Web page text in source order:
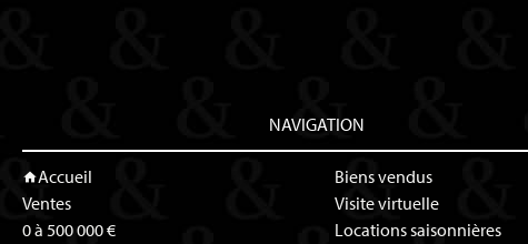
NAVIGATION
Accueil
Ventes
0 à 500 000 €
Biens vendus
Visite virtuelle
Locations saisonnières